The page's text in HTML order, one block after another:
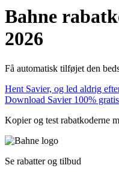
Bahne
2026
Få automatisk tilføjet den
Hent Savier, og led aldrig
Download Savier 100%
Kopier og test rabatkoderne
Se rabatter og tilbud